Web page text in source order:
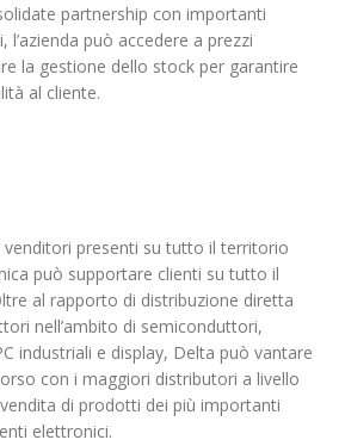
partnership con importanti
può accedere a prezzi
la gestione dello stock per garantire
al cliente.
venditori presenti su tutto il territorio
può supportare clienti su tutto il
al rapporto di distribuzione diretta
nell’ambito di semiconduttori,
industriali e display, Delta può vantare
con i maggiori distributori a livello
di prodotti dei più importanti
elettronici.